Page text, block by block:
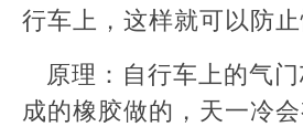
行车上，这样就可以防止
原理：自行车上的气
成的橡胶做的，天一冷